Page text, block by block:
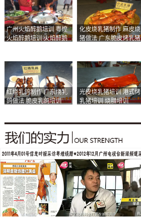
广州火焰醉鹅培训 粤煌
火焰醉鹅培训 火焰醉鹅
化皮烧乳猪制作 麻皮烧
猪做法 广东脆皮烤乳猪
红烧乳鸽制作 广东烧乳
鸽做法 脆皮乳鸽培训
光皮烧乳猪培训 港式烤
乳猪培训 烧腊培训